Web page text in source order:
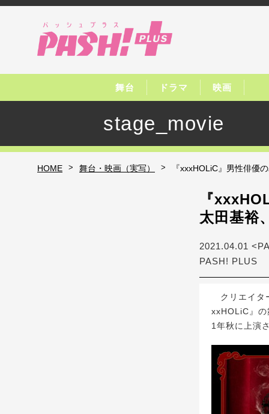
舞台 ドラマ 映画
stage_movie
HOME > 舞台・映画（実写） > 『xxxHOLiC』男性俳優
『
太田基裕
2021.04.01
PASH! PLUS
クリエイタ
xxHOLiC』の
1年秋に上演